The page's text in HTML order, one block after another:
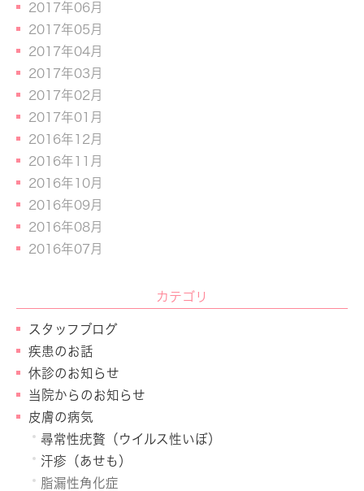
2017年06月
2017年05月
2017年04月
2017年03月
2017年02月
2017年01月
2016年12月
2016年11月
2016年10月
2016年09月
2016年08月
2016年07月
カテゴリ
スタッフブログ
疾患のお話
休診のお知らせ
当院からのお知らせ
皮膚の病気
尋常性疣贅（ウイルス性いぼ）
汗疹（あせも）
脂漏性角化症